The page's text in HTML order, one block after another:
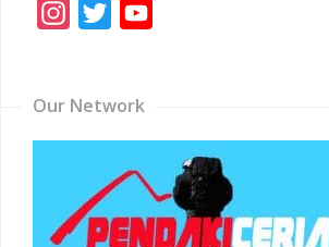
Instagram
Twitter
Our Network